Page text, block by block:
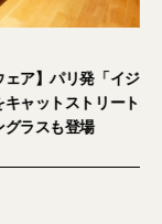
【おしゃれな大人
ピジ」が国内初の
にオープン。日本